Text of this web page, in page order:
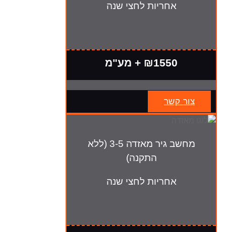
אחריות לחצי שנה
₪1550 + מע"מ
צור קשר
מחשב גיר מאזדה 3-5 (ללא
התקנה)
אחריות לחצי שנה